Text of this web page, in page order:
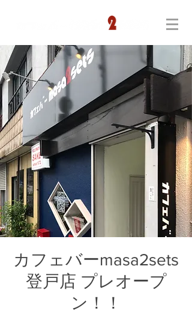
カフェバーmasa2sets
登戸店 プレオープ
ン！！